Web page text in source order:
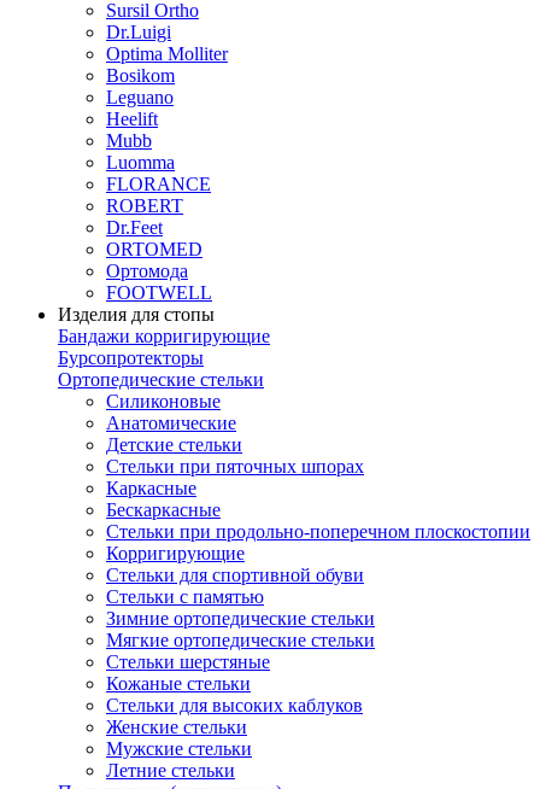
Sursil Ortho
Dr.Luigi
Optima Molliter
Bosikom
Leguano
Heelift
Mubb
Luomma
FLORANCE
ROBERT
Dr.Feet
ORTOMED
Ортомода
FOOTWELL
Изделия для стопы
Бандажи корригирующие
Бурсопротекторы
Ортопедические стельки
Силиконовые
Анатомические
Детские стельки
Стельки при пяточных шпорах
Каркасные
Бескаркасные
Стельки при продольно-поперечном плоскостопии
Корригирующие
Стельки для спортивной обуви
Стельки с памятью
Зимние ортопедические стельки
Мягкие ортопедические стельки
Стельки шерстяные
Кожаные стельки
Стельки для высоких каблуков
Женские стельки
Мужские стельки
Летние стельки